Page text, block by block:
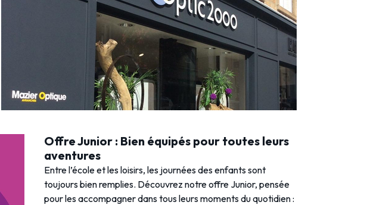
Offre Junior : Bien équipés pour toutes leurs
aventures
Entre l’école et les loisirs, les journées des enfants sont
toujours bien remplies. Découvrez notre offre Junior, pensée
pour les accompagner dans tous leurs moments du quotidien :